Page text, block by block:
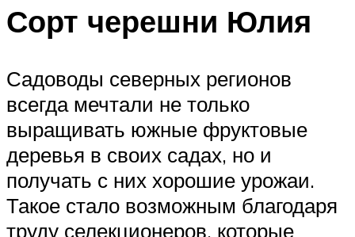
Сорт черешни Юлия
Садоводы северных регионов
всегда мечтали не только
выращивать южные фруктовые
деревья в своих садах, но и
получать с них хорошие урожаи.
Такое стало возможным благодаря
труду селекционеров, которые